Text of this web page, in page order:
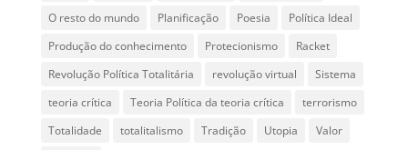
O resto do mundo
Planificação Poesia
Política Ideal
Produção do conhecimento
Protecionismo
Racket
Revolução Política Totalitária
revolução virtual
Sistema
teoria crítica
Teoria Política da teoria crítica
terrorismo
Totalidade
totalitalismo Tradição Utopia
Valor